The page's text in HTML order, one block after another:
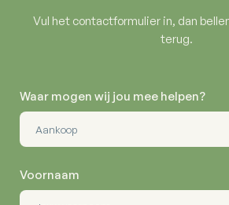
Vul het contactformulier in, dan
terug.
Waar mogen wij jou mee helpen?
Voornaam